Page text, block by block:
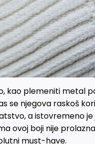
kao plemeniti metal
se njegova raskoš
a istovremeno je
ovoj boji nije
must-have.